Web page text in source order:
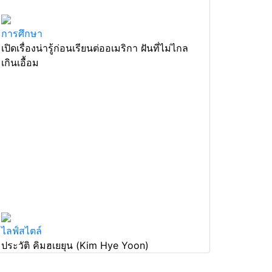
การศึกษา
เปิดเรื่องน่ารู้ก่อนเรียนต่ออเมริกา ฝันที่ไม่ไกล
เกินเอื้อม
ไลฟ์สไตล์
ประวัติ คิมฮเยยุน (Kim Hye Yoon)